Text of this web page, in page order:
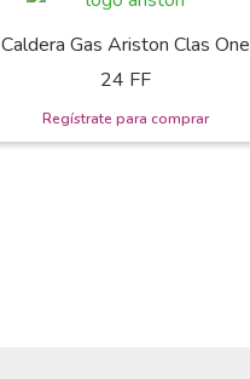
Caldera Gas Ariston Clas One
24 FF